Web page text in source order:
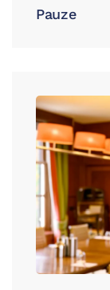
Pauze